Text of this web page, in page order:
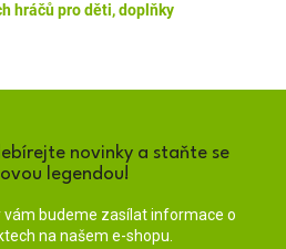
hráčů pro děti, doplňky
novinky a staňte se
legendou!
vám budeme zasílat informace o
na našem e-shopu.